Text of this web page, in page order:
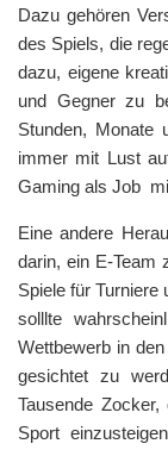
Dazu gehören
des Spiels, die
dazu, eigene
und Gegner zu
Stunden, Monate
immer mit Lust
Gaming als Job
Eine andere
darin, ein E-Team
Spiele für Turniere
solllte
Wettbewerb in
gesichtet zu
Tausende
Sport